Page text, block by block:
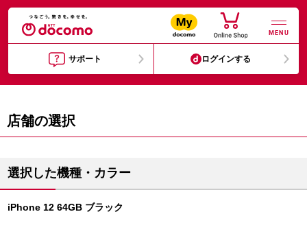
MENU
サポート ログインする
店舗の選択
選択した機種・カラー
iPhone 12 64GB ブラック